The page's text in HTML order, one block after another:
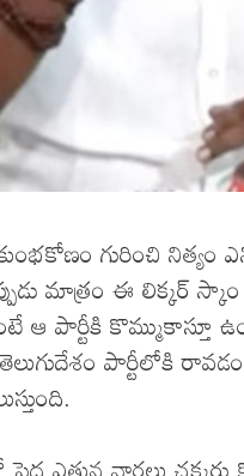
గురించి
మాత్రం ఈ లిక్కర్
ఆ పార్టీకి కొమ్ముకాస్తూ
పార్టీలోకి